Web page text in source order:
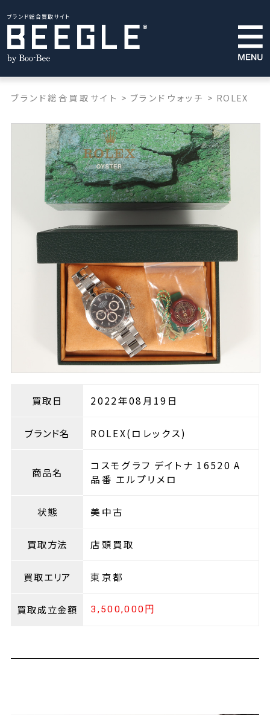
ブランド総合買取サイト
ブランド総合買取サイト > ブランドウォッチ > ROLEX
買取日 2022年08月19日
ブランド名 ROLEX(ロレックス)
商品名
コスモグラフ デイトナ 16520 A
品番 エルプリメロ
状態 美中古
買取方法 店頭買取
買取エリア 東京都
買取成立金額 3,500,000